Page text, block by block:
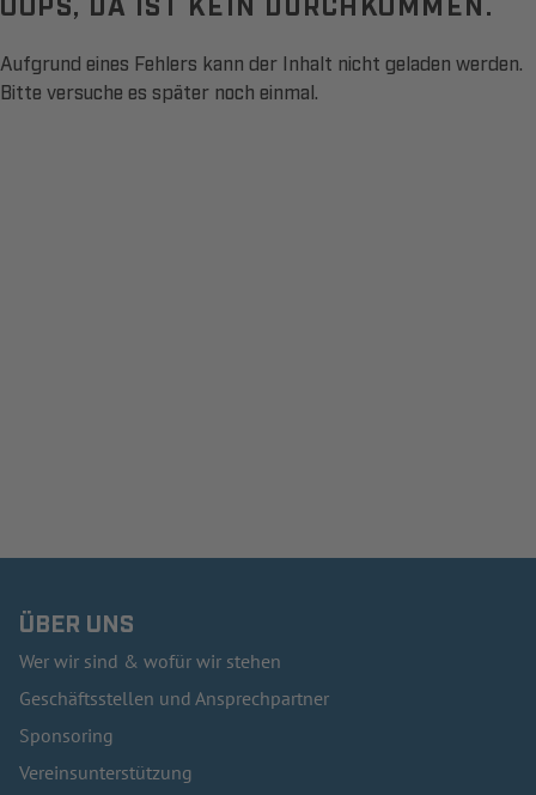
Aufgrund eines Fehlers kann der Inhalt nicht geladen werden.
Bitte versuche es später noch einmal.
ÜBER UNS
Wer wir sind & wofür wir stehen
Geschäftsstellen und Ansprechpartner
Sponsoring
Vereinsunterstützung